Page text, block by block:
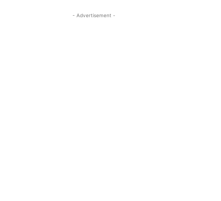
- Advertisement -